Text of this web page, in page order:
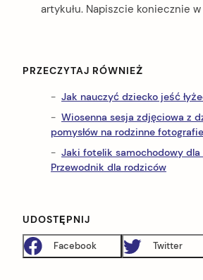
artykułu. Napiszcie koniecznie
PRZECZYTAJ RÓWNIEŻ
Jak nauczyć dziecko jeść
Wiosenna sesja zdjęciowa z
pomysłów na rodzinne fotografie
Jaki fotelik samochodowy dla
Przewodnik dla rodziców
UDOSTĘPNIJ
Facebook Twitter